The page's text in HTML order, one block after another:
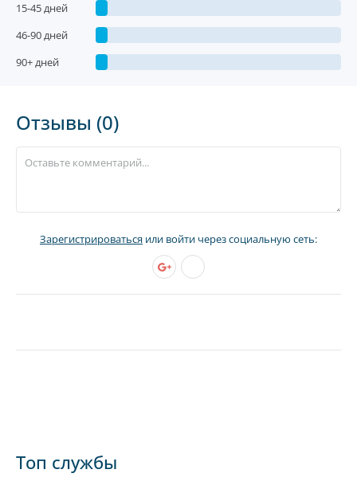
15-45 дней
46-90 дней
90+ дней
Отзывы (0)
Зарегистрироваться или войти через социальную сеть:
Топ службы